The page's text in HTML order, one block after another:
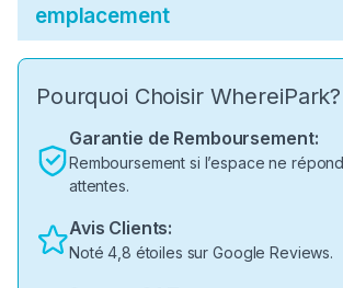
emplacement
Pourquoi Choisir WhereiPark?
Garantie de Remboursement:
Remboursement si l’espace ne
attentes.
Avis Clients:
Noté 4,8 étoiles sur Google Reviews.